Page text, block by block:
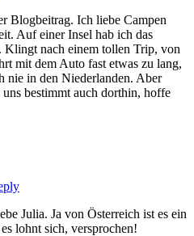
Blogbeitrag. Ich liebe Campen
Auf einer Insel hab ich das
Klingt nach einem tollen Trip, von
mit dem Auto fast etwas zu lang,
nie in den Niederlanden. Aber
bestimmt auch dorthin, hoffe
Julia. Ja von Österreich ist es ein
lohnt sich, versprochen!